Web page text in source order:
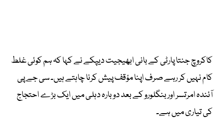
کاکروچ جنتا پارٹی کے بانی ابھیجیت دیپکے نے کہا کہ ہم کوئی غلط
کام نہیں کر رہے صرف اپنا مؤقف پیش کرنا چاہتے ہیں۔ سی جے پی
آئندہ امرتسر اور بنگلورو کے بعد دوبارہ دہلی میں ایک بڑے احتجاج
کی تیاری میں ہے۔